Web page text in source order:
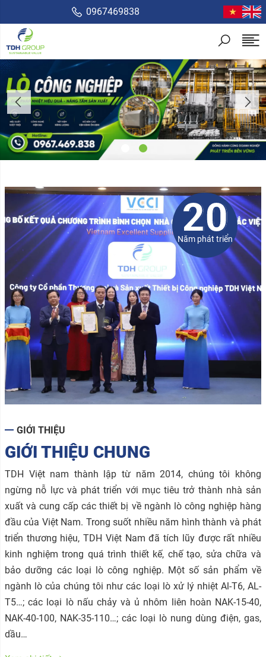
0967469838
20
Năm phát triển
GIỚI THIỆU
GIỚI THIỆU CHUNG
TDH Việt nam thành lập từ năm 2014, chúng tôi không
ngừng nỗ lực và phát triển với mục tiêu trở thành nhà sản
xuất và cung cấp các thiết bị về ngành lò công nghiệp hàng
đầu của Việt Nam. Trong suốt nhiều năm hình thành và phát
triển thương hiệu, TDH Việt Nam đã tích lũy được rất nhiều
kinh nghiệm trong quá trình thiết kế, chế tạo, sửa chữa và
bảo dưỡng các loại lò công nghiệp. Một số sản phẩm về
ngành lò của chúng tôi như các loại lò xử lý nhiệt Al-T6, AL-
T5…; các loại lò nấu chảy và ủ nhôm liên hoàn NAK-15-40,
NAK-40-100, NAK-35-110…; các loại lò nung dùng điện, gas,
dầu…